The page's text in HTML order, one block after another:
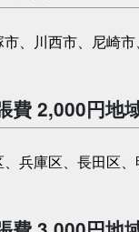
、川西市、尼崎
費 2,000円地
兵庫区、長田区